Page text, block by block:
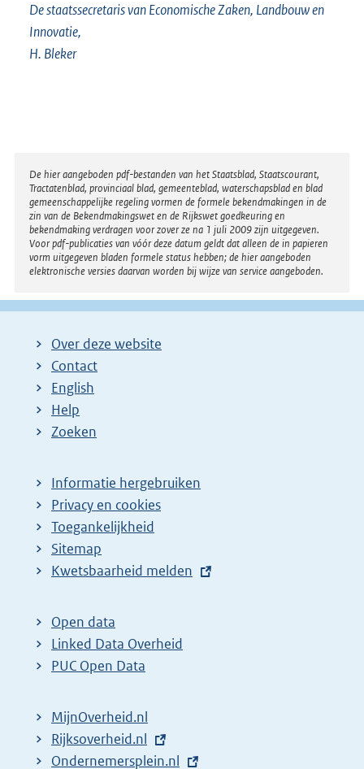
De staatssecretaris van Economische Zaken, Landbouw en
Innovatie,
H. Bleker
Disclaimer
De hier aangeboden pdf-bestanden van het Staatsblad, Staatscourant,
Tractatenblad, provinciaal blad, gemeenteblad, waterschapsblad en blad
gemeenschappelijke regeling vormen de formele bekendmakingen in de
zin van de Bekendmakingswet en de Rijkswet goedkeuring en
bekendmaking verdragen voor zover ze na 1 juli 2009 zijn uitgegeven.
Voor pdf-publicaties van vóór deze datum geldt dat alleen de in papieren
vorm uitgegeven bladen formele status hebben; de hier aangeboden
elektronische versies daarvan worden bij wijze van service aangeboden.
Over deze website
Contact
English
Help
Zoeken
Informatie hergebruiken
Privacy en cookies
Toegankelijkheid
Sitemap
E
t
e
r
l
i
Kwetsbaarheid melden
Open data
Linked Data Overheid
PUC Open Data
MijnOverheid.nl
E
x
Rijksoverheid.nl
E
Ondernemersplein.nl